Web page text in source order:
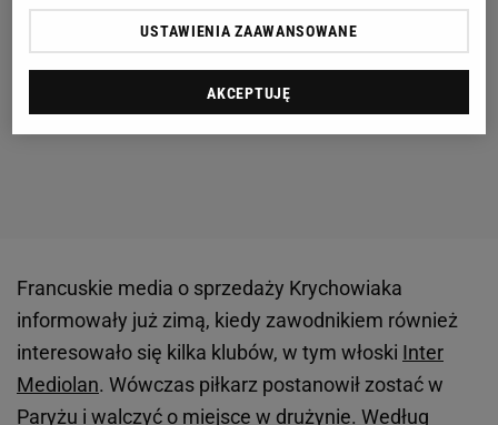
Francuskie media o sprzedaży Krychowiaka
informowały już zimą, kiedy zawodnikiem również
interesowało się kilka klubów, w tym włoski Inter
Mediolan. Wówczas piłkarz postanowił zostać w
Paryżu i walczyć o miejsce w drużynie. Według
USTAWIENIA ZAAWANSOWANE
AKCEPTUJĘ